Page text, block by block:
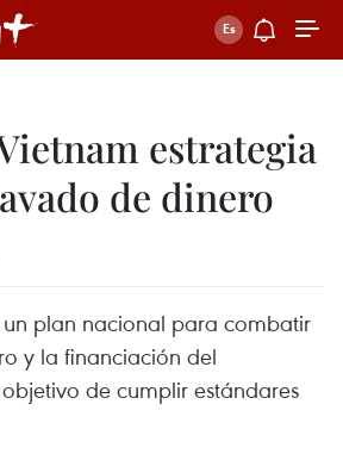
estrategia
de dinero
plan nacional para combatir
y la financiación del
de cumplir estándares